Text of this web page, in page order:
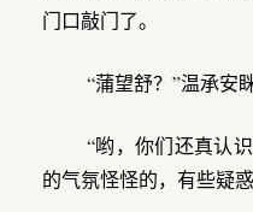
门口敲门了。
“蒲望舒？”温承安
“哟，你们还真认
的气氛怪怪的，有些疑